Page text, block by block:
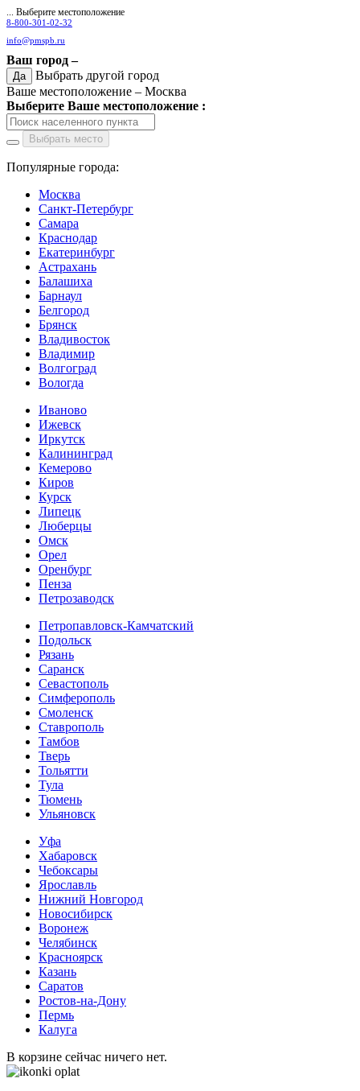
... Выберите местоположение
8-800-301-02-32
info@pmspb.ru
Ваш город –
Да
Выбрать другой город
Ваше местоположение – Москва
Выберите Ваше местоположение :
Выбрать место
Популярные города:
Москва
Санкт-Петербург
Самара
Краснодар
Екатеринбург
Астрахань
Балашиха
Барнаул
Белгород
Брянск
Владивосток
Владимир
Волгоград
Вологда
Иваново
Ижевск
Иркутск
Калининград
Кемерово
Киров
Курск
Липецк
Люберцы
Омск
Орел
Оренбург
Пенза
Петрозаводск
Петропавловск-Камчатский
Подольск
Рязань
Саранск
Севастополь
Симферополь
Смоленск
Ставрополь
Тамбов
Тверь
Тольятти
Тула
Тюмень
Ульяновск
Уфа
Хабаровск
Чебоксары
Ярославль
Нижний Новгород
Новосибирск
Воронеж
Челябинск
Красноярск
Казань
Саратов
Ростов-на-Дону
Пермь
Калуга
В корзине сейчас ничего нет.